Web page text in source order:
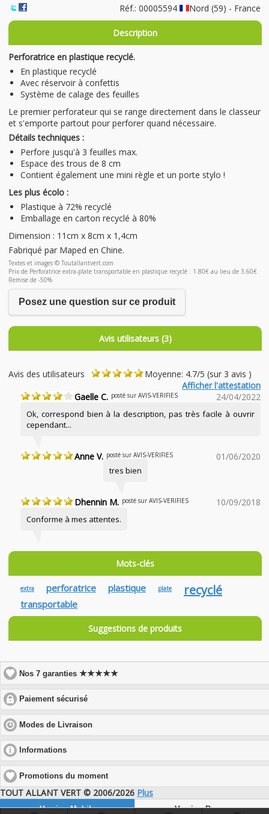
Réf.: 00005594
Nord (59) - France
Description
Perforatrice en plastique recyclé.
En plastique recyclé
Avec réservoir à confettis
Système de calage des feuilles
Le premier perforateur qui se range directement dans le classeur
et s'emporte partout pour perforer quand nécessaire.
Détails techniques :
Perfore jusqu'à 3 feuilles max.
Espace des trous de 8 cm
Contient également une mini règle et un porte stylo !
Les plus écolo :
Plastique à 72% recyclé
Emballage en carton recyclé à 80%
Dimension : 11cm x 8cm x 1,4cm
Fabriqué par Maped en Chine.
Textes et images © Toutallantvert.com
Prix de Perforatrice extra-plate transportable en plastique recyclé : 1.80€ au lieu de 3.60€
Remise de -50%
Posez une question sur ce produit
Avis utilisateurs (3)
Avis des utilisateurs
Moyenne: 4.7/5 (sur 3 avis )
Afficher l'attestation
Gaelle C. posté sur AVIS-VERIFIES 24/04/2022
Ok, correspond bien à la description, pas très facile à ouvrir
cependant...
Anne V. posté sur AVIS-VERIFIES 01/06/2020
tres bien
Dhennin M. posté sur AVIS-VERIFIES 10/09/2018
Conforme à mes attentes.
Mots-clés
extra perforatrice plastique plate recyclé
transportable
Suggestions de produits
Nos 7 garanties★★★★★
Paiement sécurisé
to
expand
Modes de Livraison
to
contents
Informations
to
expand
Promotions du moment
TOUT ALLANT VERT © 2006/2026 Plus
Version Mobile Version Bureau